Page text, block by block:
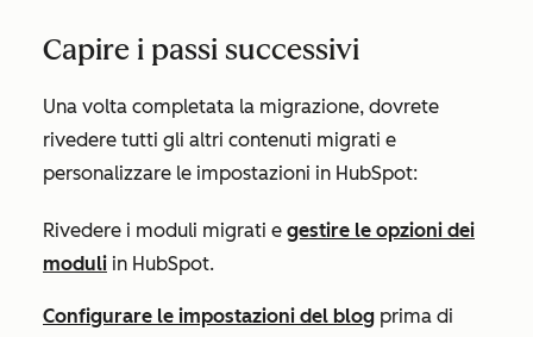
Capire i passi successivi
Una volta completata la migrazione, dovrete
rivedere tutti gli altri contenuti migrati e
personalizzare le impostazioni in HubSpot:
Rivedere i moduli migrati e gestire le opzioni dei
moduli in HubSpot.
Configurare le impostazioni del blog prima di